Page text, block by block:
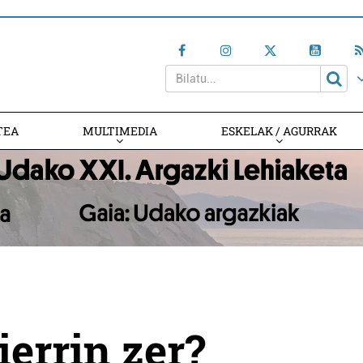
MULTIMEDIA ESKELAK / AGURRAK
zer?